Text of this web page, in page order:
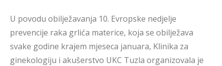
U povodu obilježavanja 10. Evropske nedjelje
prevencije raka grlića materice, koja se obilježava
svake godine krajem mjeseca januara, Klinika za
ginekologiju i akušerstvo UKC Tuzla organizovala je